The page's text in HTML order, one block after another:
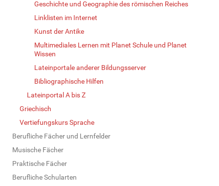
Geschichte und Geographie des römischen Reiches
Linklisten im Internet
Kunst der Antike
Multimediales Lernen mit Planet Schule und Planet
Wissen
Lateinportale anderer Bildungsserver
Bibliographische Hilfen
Lateinportal A bis Z
Griechisch
Vertiefungskurs Sprache
Berufliche Fächer und Lernfelder
Musische Fächer
Praktische Fächer
Berufliche Schularten